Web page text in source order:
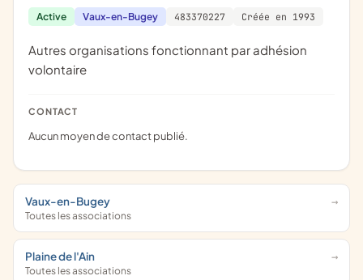
Active Vaux-en-Bugey 483370227 Créée en 1993
Autres organisations fonctionnant par adhésion
volontaire
CONTACT
Aucun moyen de contact publié.
Vaux-en-Bugey
Toutes les associations
Plaine de l'Ain
Toutes les associations